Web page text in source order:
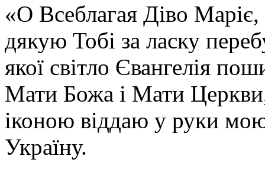
«О Всеблагая Діво
дякую Тобі за ласку
якої світло Євангелія
Мати Божа і Мати
іконою віддаю у руки
Україну.